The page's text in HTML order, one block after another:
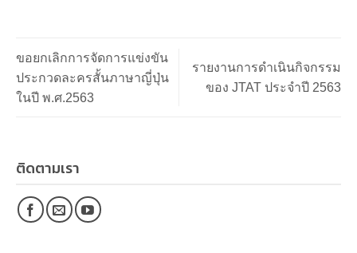
ขอยกเลิกการจัดการแข่งขัน
ประกวดละครสั้นภาษาญี่ปุ่น
ในปี พ.ศ.2563
รายงานการดำเนินกิจกรรม
ของ JTAT ประจำปี 2563
ติดตามเรา